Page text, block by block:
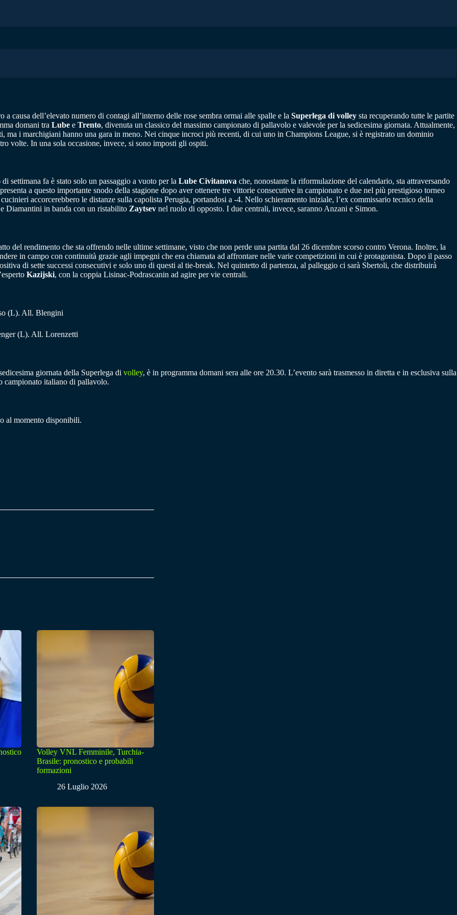
causa dell’elevato numero di contagi all’interno delle rose sembra ormai alle spalle e la Superlega di volley sta recuperando tutte le partite
domani tra Lube e Trento, divenuta un classico del massimo campionato di pallavolo e valevole per la sedicesima giornata. Attualmente,
ma i marchigiani hanno una gara in meno. Nei cinque incroci più recenti, di cui uno in Champions League, si è registrato un dominio
volte. In una sola occasione, invece, si sono imposti gli ospiti.
settimana fa è stato solo un passaggio a vuoto per la Lube Civitanova che, nonostante la riformulazione del calendario, sta attraversando
a questo importante snodo della stagione dopo aver ottenere tre vittorie consecutive in campionato e due nel più prestigioso torneo
accorcerebbero le distanze sulla capolista Perugia, portandosi a -4. Nello schieramento iniziale, l’ex commissario tecnico della
Diamantini in banda con un ristabilito Zaytsev nel ruolo di opposto. I due centrali, invece, saranno Anzani e Simon.
del rendimento che sta offrendo nelle ultime settimane, visto che non perde una partita dal 26 dicembre scorso contro Verona. Inoltre, la
in campo con continuità grazie agli impegni che era chiamata ad affrontare nelle varie competizioni in cui è protagonista. Dopo il passo
di sette successi consecutivi e solo uno di questi al tie-break. Nel quintetto di partenza, al palleggio ci sarà Sbertoli, che distribuirà
Kazijski, con la coppia Lisinac-Podrascanin ad agire per vie centrali.
(L). All. Blengini
(L). All. Lorenzetti
giornata della Superlega di volley, è in programma domani sera alle ore 20.30. L’evento sarà trasmesso in diretta e in esclusiva sulla
campionato italiano di pallavolo.
al momento disponibili.
Volley VNL Femminile, Turchia-
Brasile: pronostico e probabili
formazioni
26 Luglio 2026